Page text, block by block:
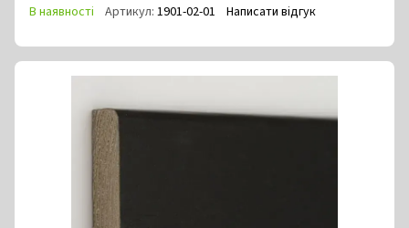
В наявності Артикул: 1901-02-01 Написати відгук